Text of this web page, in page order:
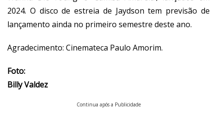
2024. O disco de estreia de Jaydson tem previsão de
lançamento ainda no primeiro semestre deste ano.
Agradecimento: Cinemateca Paulo Amorim.
Foto:
Billy Valdez
Continua após a Publicidade